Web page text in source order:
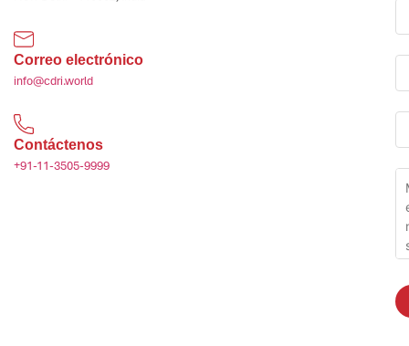
Correo electrónico
info@cdri.world
Contáctenos
+91-11-3505-9999